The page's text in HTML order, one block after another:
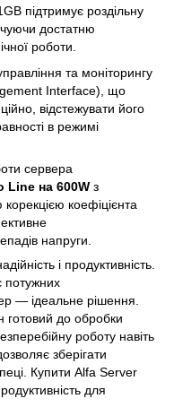
підтримує роздільну
достатню
роботи.
та моніторингу
Interface), що
відстежувати його
в режимі
сервера
Line на 600W з
коефіцієнта
напруги.
і продуктивність.
потужних
— ідеальне рішення.
готовий до обробки
роботу навіть
зберігати
Купити Alfa Server
для